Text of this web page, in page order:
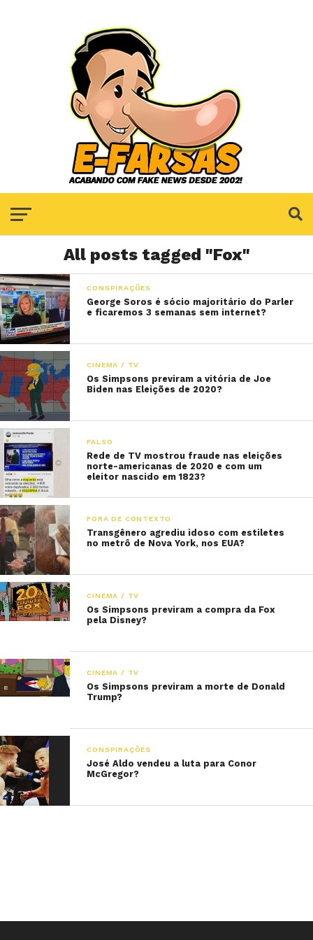
All posts tagged "Fox"
CONSPIRAÇÕES
George Soros é sócio majoritário do Parler
e ficaremos 3 semanas sem internet?
CINEMA / TV
Os Simpsons previram a vitória de Joe
Biden nas Eleições de 2020?
FALSO
Rede de TV mostrou fraude nas eleições
norte-americanas de 2020 e com um
eleitor nascido em 1823?
FORA DE CONTEXTO
Transgênero agrediu idoso com estiletes
no metrô de Nova York, nos EUA?
CINEMA / TV
Os Simpsons previram a compra da Fox
pela Disney?
CINEMA / TV
Os Simpsons previram a morte de Donald
Trump?
CONSPIRAÇÕES
José Aldo vendeu a luta para Conor
McGregor?